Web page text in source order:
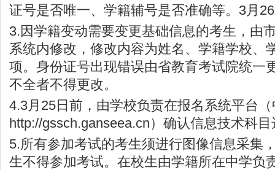
证号是否唯一、学籍辅号是否准确等。3月
3.因学籍变动需要变更基础信息的考生，由
系统内修改，修改内容为姓名、学籍学校、
项。身份证号出现错误由省教育考试院统一
不全者不得更改。
4.3月25日前，由学校负责在报名系统平台
http://gssch.ganseea.cn）确认信息技术科
5.所有参加考试的考生须进行图像信息采集
生不得参加考试。在校生由学籍所在中学负